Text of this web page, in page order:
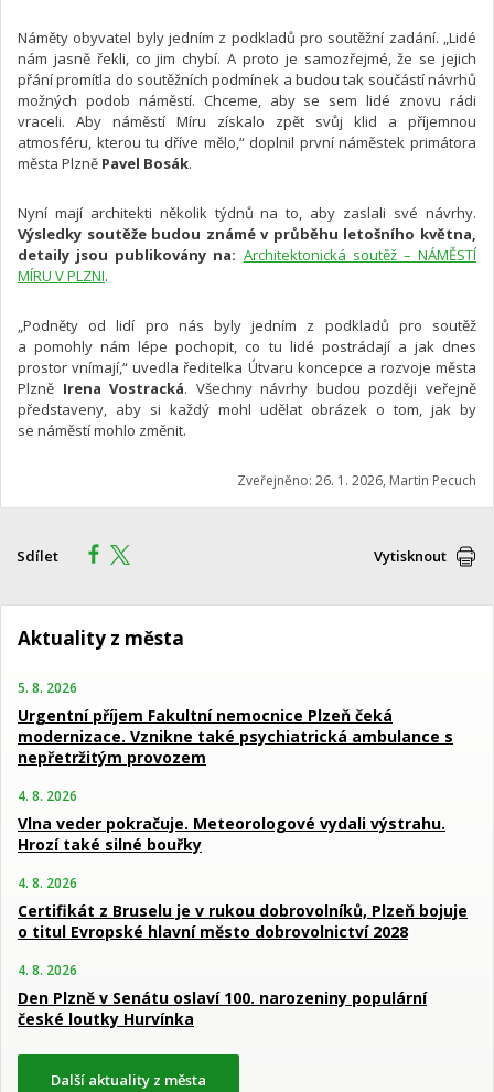
Náměty obyvatel byly jedním z podkladů pro soutěžní zadání. „Lidé
nám jasně řekli, co jim chybí. A proto je samozřejmé, že se jejich
přání promítla do soutěžních podmínek a budou tak součástí návrhů
možných podob náměstí. Chceme, aby se sem lidé znovu rádi
vraceli. Aby náměstí Míru získalo zpět svůj klid a příjemnou
atmosféru, kterou tu dříve mělo,“ doplnil první náměstek primátora
města Plzně Pavel Bosák.
Nyní mají architekti několik týdnů na to, aby zaslali své návrhy.
Výsledky soutěže budou známé v průběhu letošního května,
detaily jsou publikovány na: Architektonická soutěž – NÁMĚSTÍ
MÍRU V PLZNI.
„Podněty od lidí pro nás byly jedním z podkladů pro soutěž
a pomohly nám lépe pochopit, co tu lidé postrádají a jak dnes
prostor vnímají,“ uvedla ředitelka Útvaru koncepce a rozvoje města
Plzně Irena Vostracká. Všechny návrhy budou později veřejně
představeny, aby si každý mohl udělat obrázek o tom, jak by
se náměstí mohlo změnit.
Zveřejněno: 26. 1. 2026, Martin Pecuch
Sdílet Vytisknout
Aktuality z města
5. 8. 2026
Urgentní příjem Fakultní nemocnice Plzeň čeká
modernizace. Vznikne také psychiatrická ambulance s
nepřetržitým provozem
4. 8. 2026
Vlna veder pokračuje. Meteorologové vydali výstrahu.
Hrozí také silné bouřky
4. 8. 2026
Certifikát z Bruselu je v rukou dobrovolníků, Plzeň bojuje
o titul Evropské hlavní město dobrovolnictví 2028
4. 8. 2026
Den Plzně v Senátu oslaví 100. narozeniny populární
české loutky Hurvínka
Další aktuality z města